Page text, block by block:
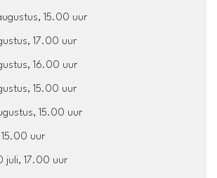
15.00 uur
17.00 uur
16.00 uur
15.00 uur
15.00 uur
15.00 uur
juli, 17.00 uur